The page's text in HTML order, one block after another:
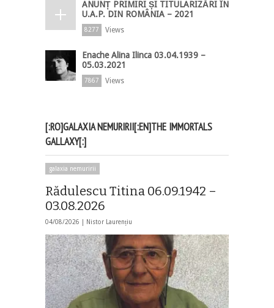
ANUNȚ PRIMIRI ȘI TITULARIZĂRI ÎN
U.A.P. DIN ROMÂNIA – 2021
8277 Views
Enache Alina Ilinca 03.04.1939 –
05.03.2021
7867 Views
[:RO]GALAXIA NEMURIRII[:EN]THE IMMORTALS
GALLAXY[:]
galaxia nemuririi
Rădulescu Titina 06.09.1942 –
03.08.2026
04/08/2026 | Nistor Laurențiu